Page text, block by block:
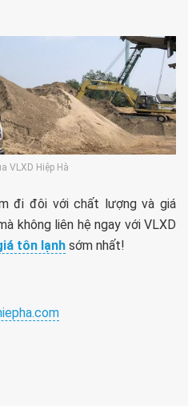
VLXD Hiệp Hà
đi đôi với chất lượng và giá
không liên hệ ngay với VLXD
tôn lạnh sớm nhất!